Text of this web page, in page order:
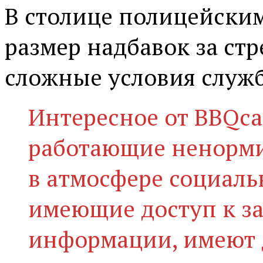
В столице
размер надбавок за
сложные условия
Интересное от
работающие
в атмосфере
имеющие доступ к
информации, имеют